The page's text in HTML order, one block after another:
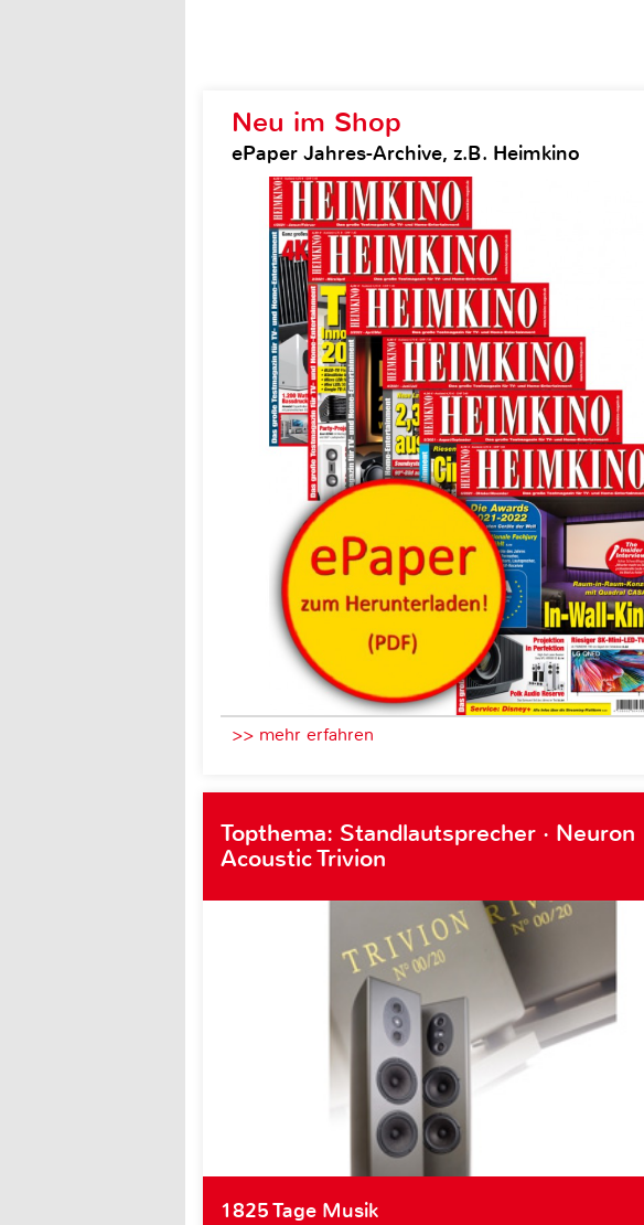
Neu im Shop
ePaper Jahres-Archive, z.B. Heimkino
>> mehr erfahren
Topthema: Standlautsprecher · Neuron
Acoustic Trivion
1825 Tage Musik